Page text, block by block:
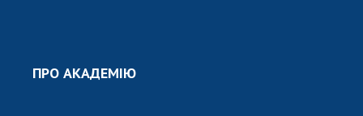
Бланки документів
ПРО АКАДЕМІЮ